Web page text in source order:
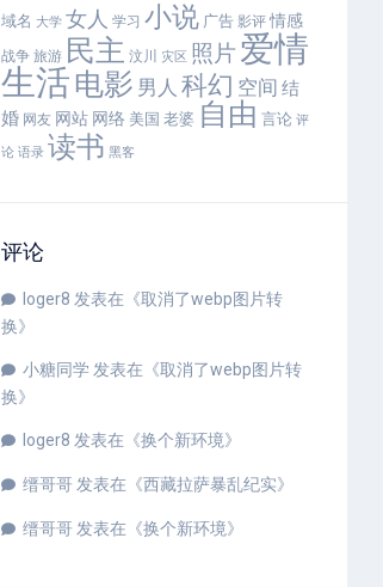
域名 大学 女人 学习 小说 广告 影评 情感
战争 旅游 民主 汶川 灾区 照片 爱情
生活 电影 男人 科幻 空间 结
婚 网友 网站 网络 美国 老婆 自由 言论 评
论 语录 读书 黑客
评论
loger8 发表在《取消了webp图片转
换》
小糖同学 发表在《取消了webp图片转
换》
loger8 发表在《换个新环境》
缙哥哥 发表在《西藏拉萨暴乱纪实》
缙哥哥 发表在《换个新环境》